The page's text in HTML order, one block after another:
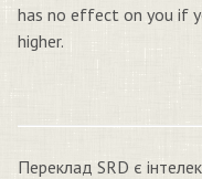
has no effect on you if
higher.
Переклад SRD є